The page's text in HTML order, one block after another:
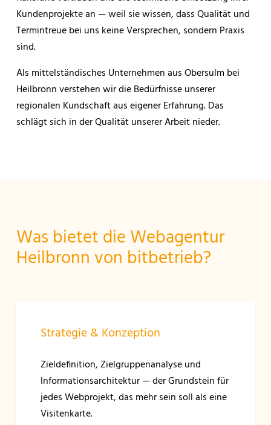
Kundenprojekte an — weil sie wissen, dass Qualität und
Termintreue bei uns keine Versprechen, sondern Praxis
sind.
Als mittelständisches Unternehmen aus Obersulm bei
Heilbronn verstehen wir die Bedürfnisse unserer
regionalen Kundschaft aus eigener Erfahrung. Das
schlägt sich in der Qualität unserer Arbeit nieder.
Was bietet die Webagentur
Heilbronn von bitbetrieb?
Strategie & Konzeption
Zieldefinition, Zielgruppenanalyse und
Informationsarchitektur — der Grundstein für
jedes Webprojekt, das mehr sein soll als eine
Visitenkarte.